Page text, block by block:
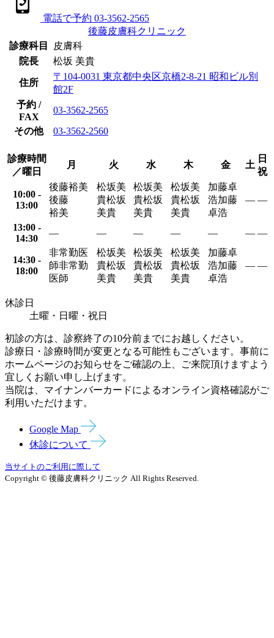
電話で予約 03-3562-2565
後藤皮膚科クリニック
診療科目
皮膚科
院長
松坂 美貴
住所
〒104-0031 東京都中央区京橋2-8-21 昭和ビル別
館2F
予約 /
FAX
03-3562-2565
その他
03-3562-2560
診療時間
／曜日
月 火 水 木 金 土
日
祝
10:00 -
13:00
後藤裕美
後藤
裕美
松坂美
貴松坂
美貴
松坂美
貴松坂
美貴
松坂美
貴松坂
美貴
加藤卓
浩加藤
卓浩
― ―
13:00 -
14:30
― ― ― ― ― ― ―
14:30 -
18:00
非常勤医
師非常勤
医師
松坂美
貴松坂
美貴
松坂美
貴松坂
美貴
松坂美
貴松坂
美貴
加藤卓
浩加藤
卓浩
― ―
休診日
土曜・日曜・祝日
初診の方は、診察終了の10分前までにお越しください。
診療日・診療時間が変更となる可能性もございます。事前に
ホームページのお知らせをご確認の上、ご来院頂けますよう
宜しくお願い申し上げます。
当院は、マイナンバーカードによるオンライン資格確認がご
利用いただけます。
Google Map
休診について
当サイトのご利用に際して
Copyright © 後藤皮膚科クリニック All Rights Reserved.